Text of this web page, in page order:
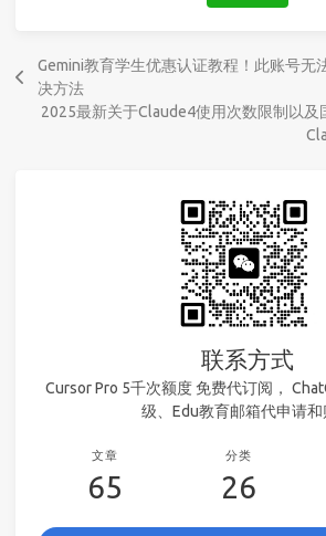
Gemini教育学生优惠认证教程！此账号无
决方法
2025最新关于Claude4使用次数限制以及
联系方式
Cursor Pro 5千次额度 免费代订阅，
级、Edu教育邮箱代申请
文章
65
分类
26